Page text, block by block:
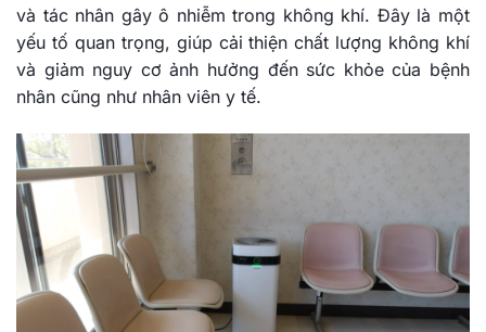
và tác nhân gây ô nhiễm trong không khí. Đây là một
yếu tố quan trọng, giúp cải thiện chất lượng không khí
và giảm nguy cơ ảnh hưởng đến sức khỏe của bệnh
nhân cũng như nhân viên y tế.